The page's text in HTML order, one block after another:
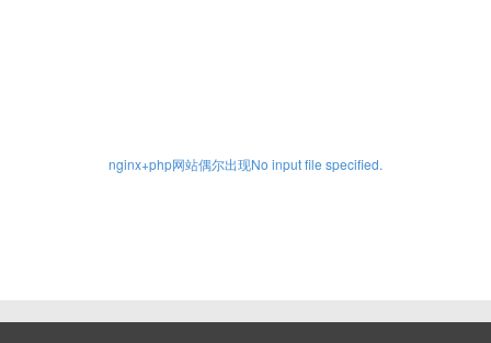
nginx+php网站偶尔出现No input file specified.